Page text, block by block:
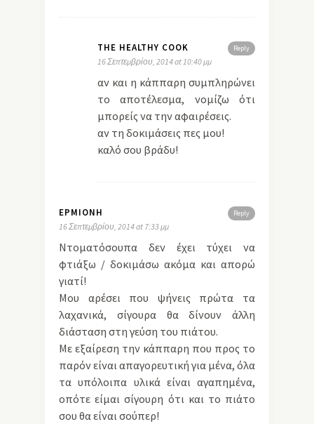
Reply
THE HEALTHY COOK
16 Σεπτεμβρίου, 2014 at 10:40 μμ
αν και η κάππαρη συμπληρώνει
το αποτέλεσμα, νομίζω ότι
μπορείς να την αφαιρέσεις.
αν τη δοκιμάσεις πες μου!
καλό σου βράδυ!
Reply
ΕΡΜΙΌΝΗ
16 Σεπτεμβρίου, 2014 at 7:33 μμ
Ντοματόσουπα δεν έχει τύχει να
φτιάξω / δοκιμάσω ακόμα και απορώ
γιατί!
Μου αρέσει που ψήνεις πρώτα τα
λαχανικά, σίγουρα θα δίνουν άλλη
διάσταση στη γεύση του πιάτου.
Με εξαίρεση την κάππαρη που προς το
παρόν είναι απαγορευτική για μένα, όλα
τα υπόλοιπα υλικά είναι αγαπημένα,
οπότε είμαι σίγουρη ότι και το πιάτο
σου θα είναι σούπερ!